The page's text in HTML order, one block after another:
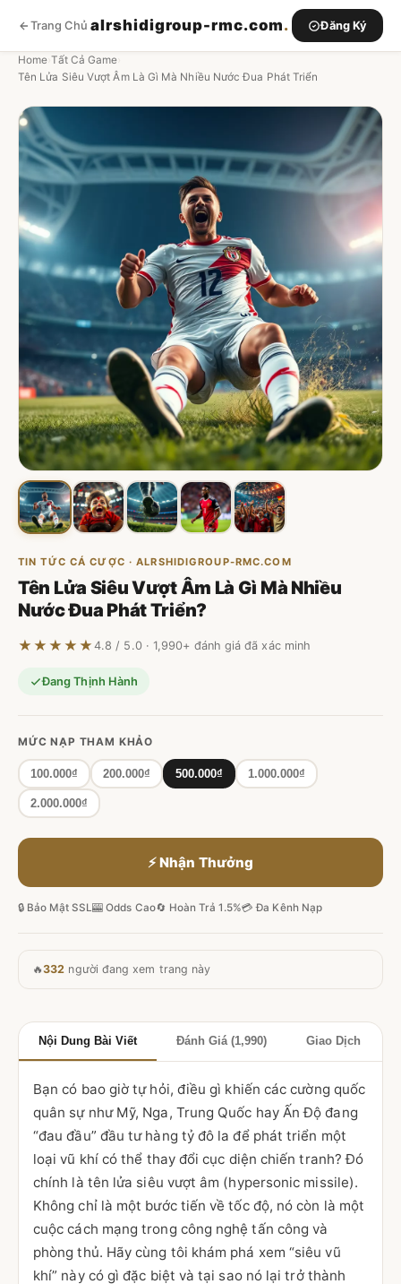
Trang Chủ alrshidigroup-rmc.com. Đăng Ký
Home ›Tất Cả Game
Tên Lửa Siêu Vượt Âm Là Gì Mà Nhiều Nước Đua Phát Triển
TIN TỨC CÁ CƯỢC · ALRSHIDIGROUP-RMC.COM
Tên Lửa Siêu Vượt Âm Là Gì Mà Nhiều
Nước Đua Phát Triển?
★★★★★ 4.8 / 5.0 · 1,990+ đánh giá đã xác minh
Đang Thịnh Hành
MỨC NẠP THAM KHẢO
100.000₫ 200.000₫ 500.000₫ 1.000.000₫
2.000.000₫
⚡ Nhận Thưởng
🔒 Bảo Mật SSL🎰 Odds Cao🔄 Hoàn Trả 1.5%💳 Đa Kênh Nạp
🔥332 người đang xem trang này
Nội Dung Bài Viết Đánh Giá (1,990) Giao Dịch
Bạn có bao giờ tự hỏi, điều gì khiến các cường quốc
quân sự như Mỹ, Nga, Trung Quốc hay Ấn Độ đang
“đau đầu” đầu tư hàng tỷ đô la để phát triển một
loại vũ khí có thể thay đổi cục diện chiến tranh? Đó
chính là tên lửa siêu vượt âm (hypersonic missile).
Không chỉ là một bước tiến về tốc độ, nó còn là một
cuộc cách mạng trong công nghệ tấn công và
phòng thủ. Hãy cùng tôi khám phá xem “siêu vũ
khí” này có gì đặc biệt và tại sao nó lại trở thành